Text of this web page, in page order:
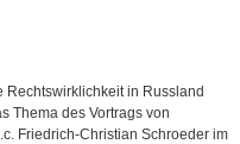
Rechtswirklichkeit in Russland
Thema des Vortrags von
Friedrich-Christian Schroeder im